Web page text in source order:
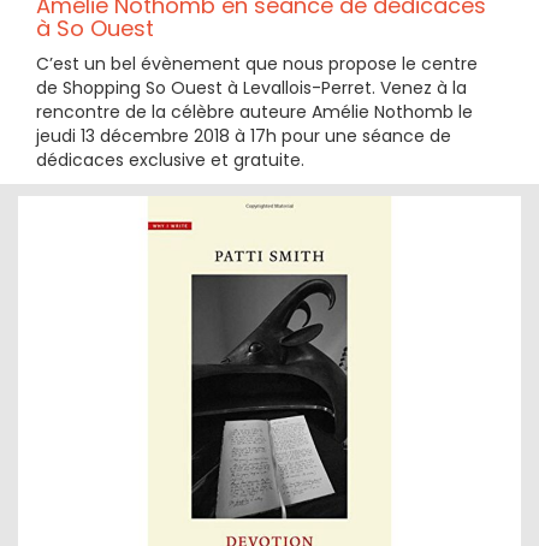
à So Ouest
C’est un bel évènement que nous propose le centre
de Shopping So Ouest à Levallois-Perret. Venez à la
rencontre de la célèbre auteure Amélie Nothomb le
jeudi 13 décembre 2018 à 17h pour une séance de
dédicaces exclusive et gratuite.